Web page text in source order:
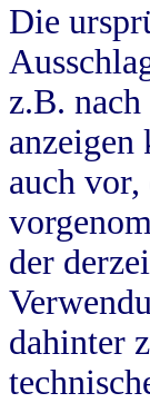
Die
z.B.
anzeigen
auch
der
dahinter